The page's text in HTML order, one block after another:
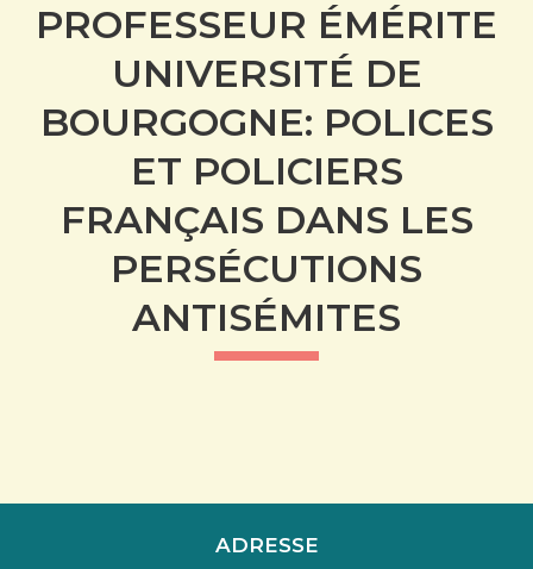
PROFESSEUR ÉMÉRITE
UNIVERSITÉ DE
BOURGOGNE: POLICES
ET POLICIERS
FRANÇAIS DANS LES
PERSÉCUTIONS
ANTISÉMITES
ADRESSE